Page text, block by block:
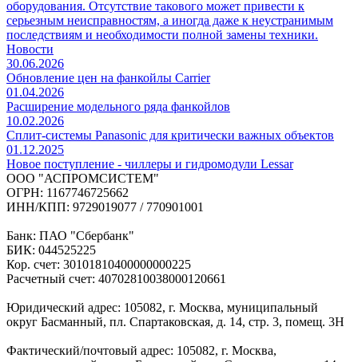
оборудования. Отсутствие такового может привести к
серьезным неисправностям, а иногда даже к неустранимым
последствиям и необходимости полной замены техники.
Новости
30.06.2026
Обновление цен на фанкойлы Carrier
01.04.2026
Расширение модельного ряда фанкойлов
10.02.2026
Сплит-системы Panasonic для критически важных объектов
01.12.2025
Новое поступление - чиллеры и гидромодули Lessar
ООО "АСПРОМСИСТЕМ"
ОГРН: 1167746725662
ИНН/КПП: 9729019077 / 770901001
Банк: ПАО "Сбербанк"
БИК: 044525225
Кор. счет: 30101810400000000225
Расчетный счет: 40702810038000120661
Юридический адрес: 105082, г. Москва, муниципальный
округ Басманный, пл. Спартаковская, д. 14, стр. 3, помещ. 3Н
Фактический/почтовый адрес: 105082, г. Москва,